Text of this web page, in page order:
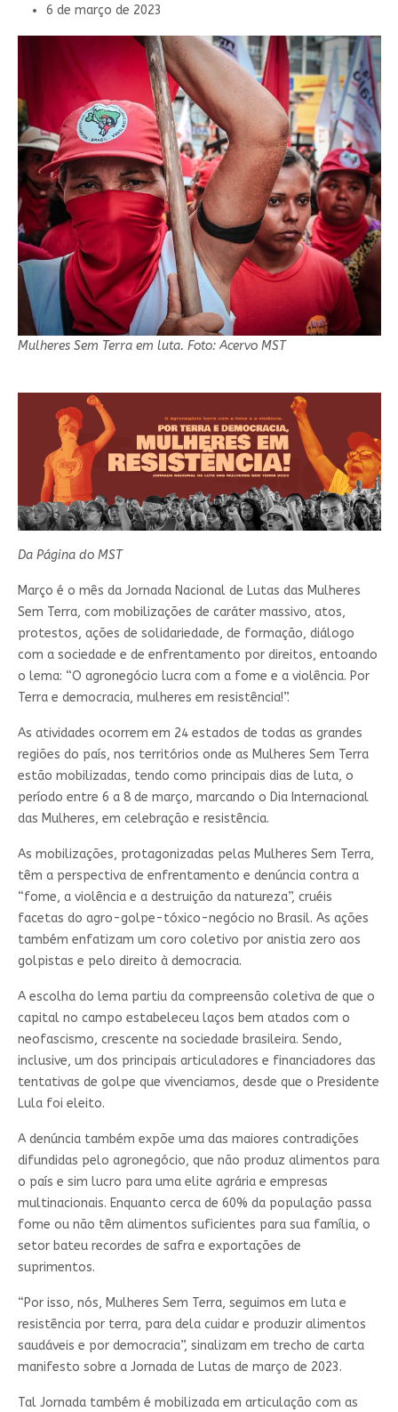
6 de março de 2023
Mulheres Sem Terra em luta. Foto: Acervo MST
Da Página do MST
Março é o mês da Jornada Nacional de Lutas das Mulheres
Sem Terra, com mobilizações de caráter massivo, atos,
protestos, ações de solidariedade, de formação, diálogo
com a sociedade e de enfrentamento por direitos, entoando
o lema: “O agronegócio lucra com a fome e a violência. Por
Terra e democracia, mulheres em resistência!”.
As atividades ocorrem em 24 estados de todas as grandes
regiões do país, nos territórios onde as Mulheres Sem Terra
estão mobilizadas, tendo como principais dias de luta, o
período entre 6 a 8 de março, marcando o Dia Internacional
das Mulheres, em celebração e resistência.
As mobilizações, protagonizadas pelas Mulheres Sem Terra,
têm a perspectiva de enfrentamento e denúncia contra a
“fome, a violência e a destruição da natureza”, cruéis
facetas do agro-golpe-tóxico-negócio no Brasil. As ações
também enfatizam um coro coletivo por anistia zero aos
golpistas e pelo direito à democracia.
A escolha do lema partiu da compreensão coletiva de que o
capital no campo estabeleceu laços bem atados com o
neofascismo, crescente na sociedade brasileira. Sendo,
inclusive, um dos principais articuladores e financiadores das
tentativas de golpe que vivenciamos, desde que o Presidente
Lula foi eleito.
A denúncia também expõe uma das maiores contradições
difundidas pelo agronegócio, que não produz alimentos para
o país e sim lucro para uma elite agrária e empresas
multinacionais. Enquanto cerca de 60% da população passa
fome ou não têm alimentos suficientes para sua família, o
setor bateu recordes de safra e exportações de
suprimentos.
“Por isso, nós, Mulheres Sem Terra, seguimos em luta e
resistência por terra, para dela cuidar e produzir alimentos
saudáveis e por democracia”, sinalizam em trecho de carta
manifesto sobre a Jornada de Lutas de março de 2023.
Tal Jornada também é mobilizada em articulação com as